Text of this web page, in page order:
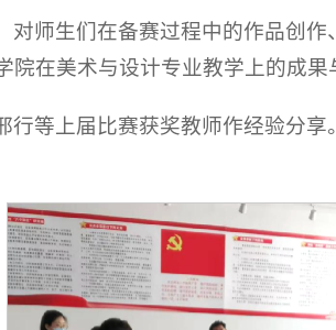
对师生们在备赛过程中的作品创
在美术与设计专业教学上的成果
行等上届比赛获奖教师作经验分